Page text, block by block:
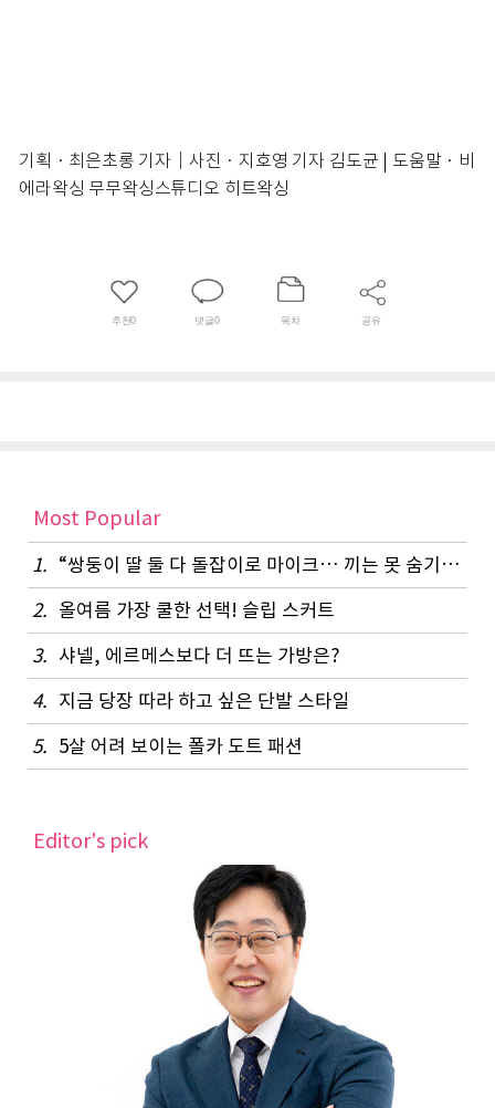
기획 · 최은초롱 기자｜사진 · 지호영 기자 김도균 | 도움말 · 비
에라왁싱 무무왁싱스튜디오 히트왁싱
추천0 댓글0 목차 공유
Most Popular
1.
“쌍둥이 딸 둘 다 돌잡이로 마이크… 끼는 못 숨기나 봐요”
2. 올여름 가장 쿨한 선택! 슬립 스커트
3. 샤넬, 에르메스보다 더 뜨는 가방은?
4. 지금 당장 따라 하고 싶은 단발 스타일
5. 5살 어려 보이는 폴카 도트 패션
Editor's pick